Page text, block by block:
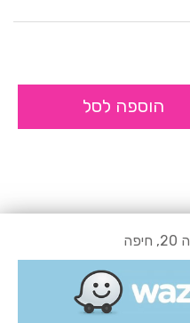
הוספה לסל